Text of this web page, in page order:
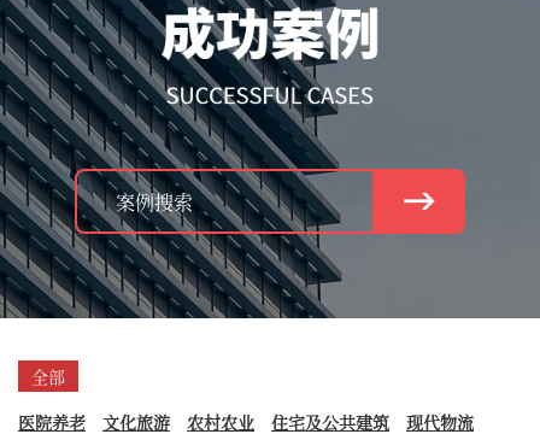
全部
医院养老
文化旅游 农村农业 住宅及公共建筑
现代物流